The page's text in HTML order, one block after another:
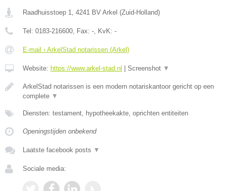
Raadhuisstoep 1, 4241 BV Arkel (Zuid-Holland)
Tel: 0183-216600, Fax: -, KvK: -
E-mail › ArkelStad notarissen (Arkel)
Website: https://www.arkel-stad.nl Screenshot ▼
ArkelStad notarissen is een modern notariskantoor gericht op een
complete ▼
Diensten: testament, hypotheekakte, oprichten entiteiten
Openingstijden onbekend
Laatste facebook posts ▼
Sociale media: